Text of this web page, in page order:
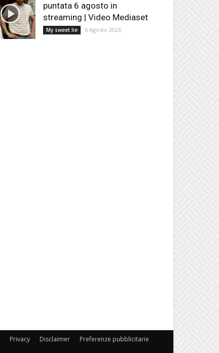
puntata 6 agosto in
streaming | Video Mediaset
My sweet lie 6 Agosto 2026
Privacy Disclaimer Preferenze pubblicitarie